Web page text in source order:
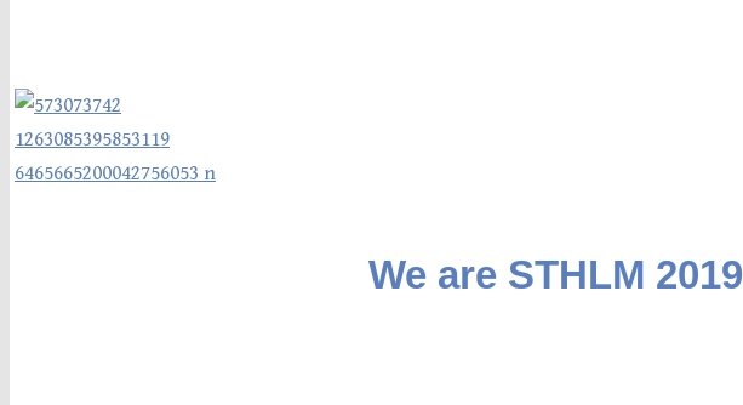
We are STHLM 2019